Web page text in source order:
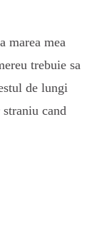
marea mea
trebuie sa
de lungi
cand